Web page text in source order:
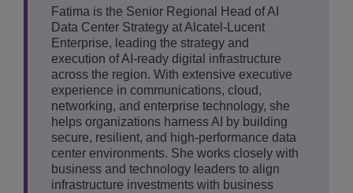
Fatima is the Senior Regional Head of AI
Data Center Strategy at Alcatel-Lucent
Enterprise, leading the strategy and
execution of AI-ready digital infrastructure
across the region. With extensive executive
experience in communications, cloud,
networking, and enterprise technology, she
helps organizations harness AI by building
secure, resilient, and high-performance data
center environments. She works closely with
business and technology leaders to align
infrastructure investments with business